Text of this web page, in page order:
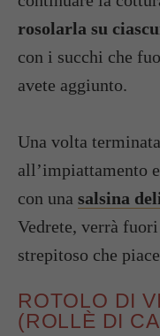
rosolarla su
con i succhi che
avete aggiunto.
Una volta
all’impiattamento
con una salsina
Vedrete, verrà
strepitoso che
ROTOLO DI
(ROLLÈ DI